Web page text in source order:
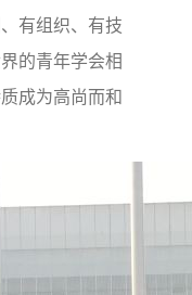
有组织、有技
的青年学会相
成为高尚而和